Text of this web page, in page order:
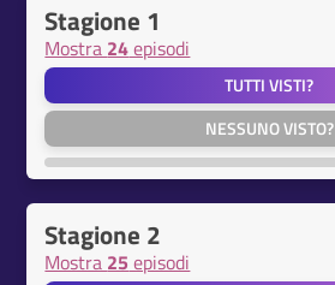
Stagione 1
Mostra 24episodi
TUTTI VISTI?
NESSUNO VISTO?
Stagione 2
Mostra 25 episodi